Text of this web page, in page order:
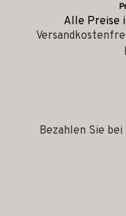
Alle Preise
Bezahlen Sie